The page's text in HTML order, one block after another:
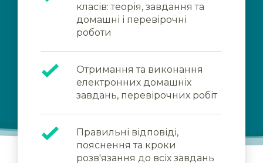
класів: теорія, завдання та
домашні і перевірочні
роботи
Отримання та виконання
електронних домашніх
завдань, перевірочних робіт
Правильні відповіді,
пояснення та кроки
розв'язання до всіх завдань